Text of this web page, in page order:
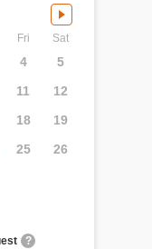
Fri Sat
4
5
11
12
18
19
25
26
?